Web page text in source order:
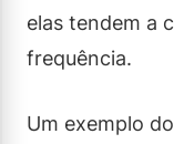
elas tendem a
frequência.
Um exemplo